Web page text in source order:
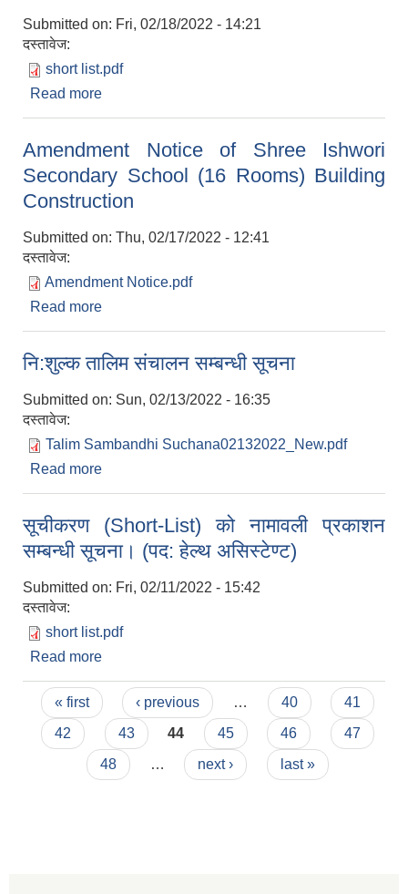
Submitted on: Fri, 02/18/2022 - 14:21
दस्तावेज:
short list.pdf
Read more
Amendment Notice of Shree Ishwori
Secondary School (16 Rooms) Building
Construction
Submitted on: Thu, 02/17/2022 - 12:41
दस्तावेज:
Amendment Notice.pdf
Read more
नि:शुल्क तालिम संचालन सम्बन्धी सूचना
Submitted on: Sun, 02/13/2022 - 16:35
दस्तावेज:
Talim Sambandhi Suchana02132022_New.pdf
Read more
सूचीकरण (Short-List) को नामावली प्रकाशन
सम्बन्धी सूचना। (पद: हेल्थ असिस्टेण्ट)
Submitted on: Fri, 02/11/2022 - 15:42
दस्तावेज:
short list.pdf
Read more
Pages
« first ‹ previous … 40
41
42
43 44 45 46
47
48
… next › last »